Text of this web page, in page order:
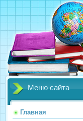
Меню сайта
Главная